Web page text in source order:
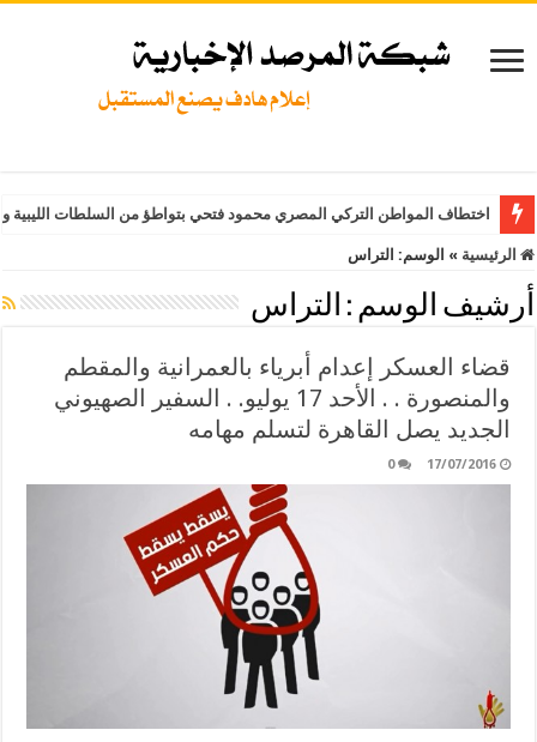
اختطاف المواطن التركي المصري محمود فتحي بتواطؤ من السلطات
الرئيسية » الوسم: التراس
أرشيف الوسم : التراس
قضاء العسكر إعدام أبرياء بالعمرانية والمقطم
والمنصورة . . الأحد 17 يوليو. . السفير الصهيوني
الجديد يصل القاهرة لتسلم مهامه
17/07/2016
0